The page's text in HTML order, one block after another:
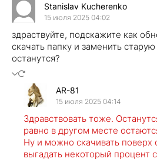
Stanislav Kucherenko
15 июля 2025 04:02
здраствуйте, подскажите как
скачать папку и заменить
останутся?
AR-81
15 июля 2025 04:14
Здравствовать тоже.
равно в другом месте
Ну и можно скачивать поверх
выгадать некоторый процент